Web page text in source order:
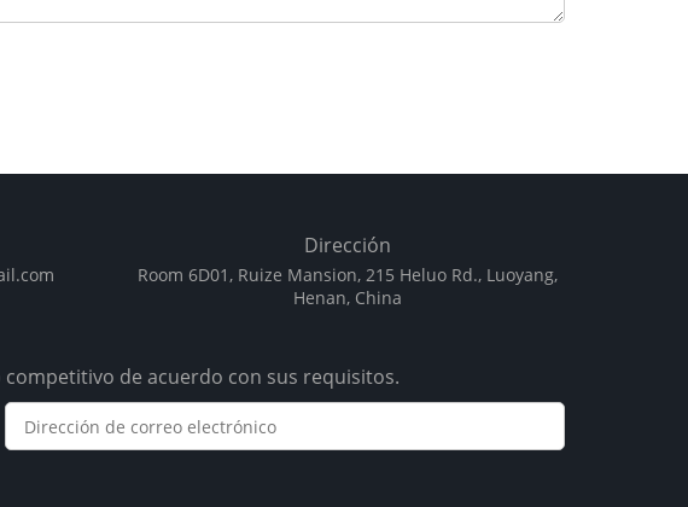
Dirección
Room 6D01, Ruize Mansion, 215 Heluo Rd., Luoyang,
Henan, China
de acuerdo con sus requisitos.